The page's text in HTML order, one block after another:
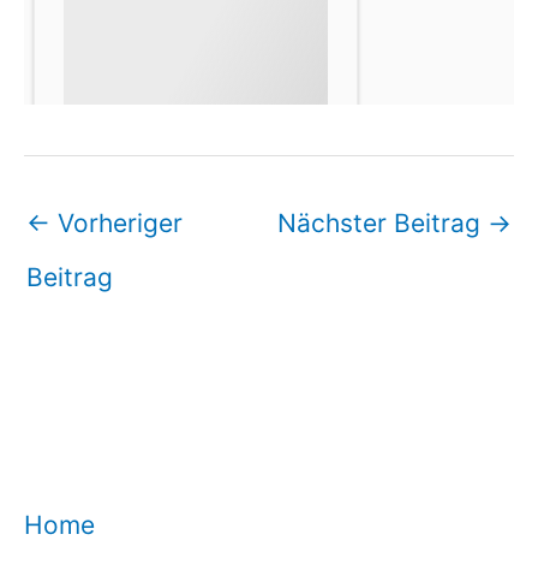
← Vorheriger
Beitrag
Nächster Beitrag →
Home